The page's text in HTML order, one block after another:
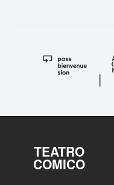
|
TEATRO
COMICO